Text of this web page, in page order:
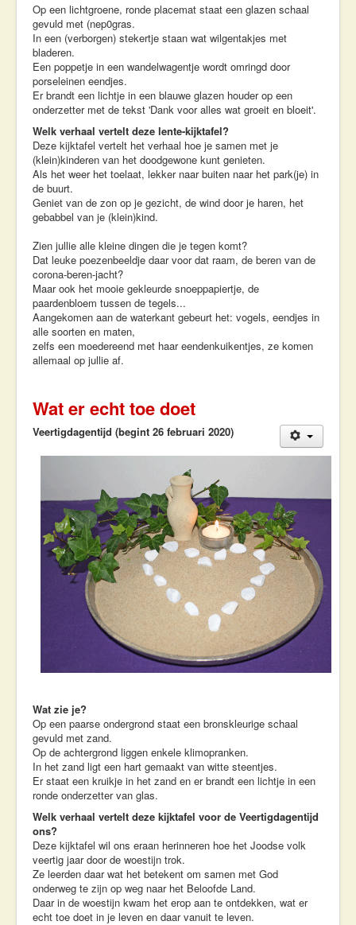
Op een lichtgroene, ronde placemat staat een glazen schaal
gevuld met (nep0gras.
In een (verborgen) stekertje staan wat wilgentakjes met
bladeren.
Een poppetje in een wandelwagentje wordt omringd door
porseleinen eendjes.
Er brandt een lichtje in een blauwe glazen houder op een
onderzetter met de tekst 'Dank voor alles wat groeit en bloeit'.
Welk verhaal vertelt deze lente-kijktafel?
Deze kijktafel vertelt het verhaal hoe je samen met je
(klein)kinderen van het doodgewone kunt genieten.
Als het weer het toelaat, lekker naar buiten naar het park(je) in
de buurt.
Geniet van de zon op je gezicht, de wind door je haren, het
gebabbel van je (klein)kind.
Zien jullie alle kleine dingen die je tegen komt?
Dat leuke poezenbeeldje daar voor dat raam, de beren van de
corona-beren-jacht?
Maar ook het mooie gekleurde snoeppapiertje, de
paardenbloem tussen de tegels...
Aangekomen aan de waterkant gebeurt het: vogels, eendjes in
alle soorten en maten,
zelfs een moedereend met haar eendenkuikentjes, ze komen
allemaal op jullie af.
Wat er echt toe doet
Veertigdagentijd (begint 26 februari 2020)
Wat zie je?
Op een paarse ondergrond staat een bronskleurige schaal
gevuld met zand.
Op de achtergrond liggen enkele klimopranken.
In het zand ligt een hart gemaakt van witte steentjes.
Er staat een kruikje in het zand en er brandt een lichtje in een
ronde onderzetter van glas.
Welk verhaal vertelt deze kijktafel voor de Veertigdagentijd
ons?
Deze kijktafel wil ons eraan herinneren hoe het Joodse volk
veertig jaar door de woestijn trok.
Ze leerden daar wat het betekent om samen met God
onderweg te zijn op weg naar het Beloofde Land.
Daar in de woestijn kwam het erop aan te ontdekken, wat er
echt toe doet in je leven en daar vanuit te leven.